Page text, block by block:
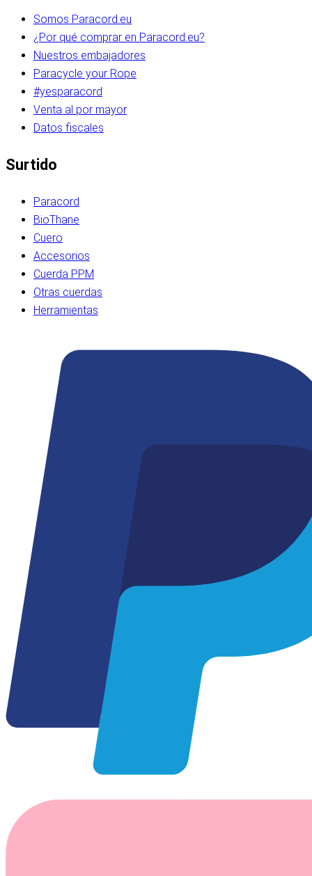
Somos Paracord.eu
¿Por qué comprar en Paracord.eu?
Nuestros embajadores
Paracycle your Rope
#yesparacord
Venta al por mayor
Datos fiscales
Surtido
Paracord
BioThane
Cuero
Accesorios
Cuerda PPM
Otras cuerdas
Herramientas